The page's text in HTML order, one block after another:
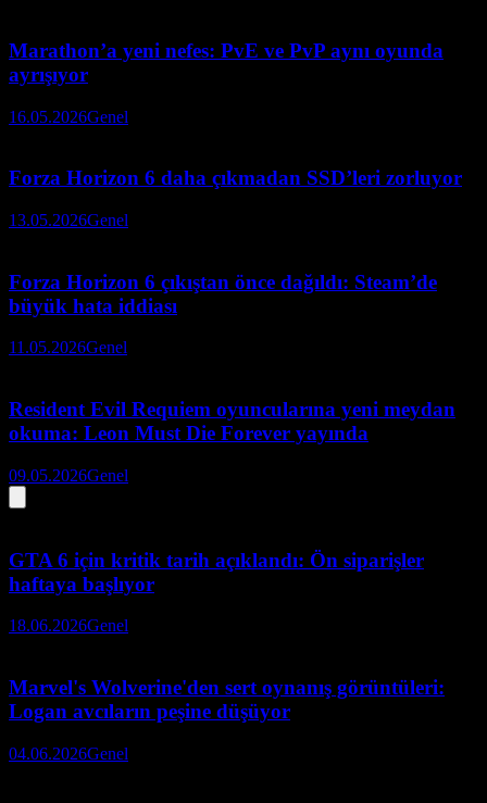
Marathon’a yeni nefes: PvE ve PvP aynı oyunda
ayrışıyor
16.05.2026Genel
Forza Horizon 6 daha çıkmadan SSD’leri zorluyor
13.05.2026Genel
Forza Horizon 6 çıkıştan önce dağıldı: Steam’de
büyük hata iddiası
11.05.2026Genel
Resident Evil Requiem oyuncularına yeni meydan
okuma: Leon Must Die Forever yayında
09.05.2026Genel
GTA 6 için kritik tarih açıklandı: Ön siparişler
haftaya başlıyor
18.06.2026Genel
Marvel's Wolverine'den sert oynanış görüntüleri:
Logan avcıların peşine düşüyor
04.06.2026Genel